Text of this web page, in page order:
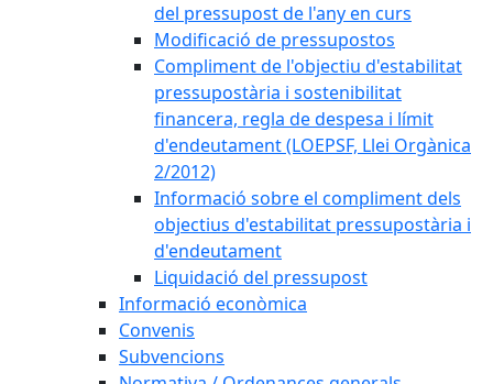
del pressupost de l'any en curs
Modificació de pressupostos
Compliment de l'objectiu d'estabilitat
pressupostària i sostenibilitat
financera, regla de despesa i límit
d'endeutament (LOEPSF, Llei Orgànica
2/2012)
Informació sobre el compliment dels
objectius d'estabilitat pressupostària i
d'endeutament
Liquidació del pressupost
Informació econòmica
Convenis
Subvencions